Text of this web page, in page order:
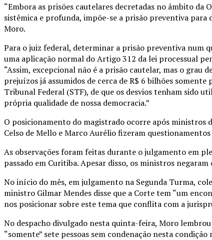
“Embora as prisões cautelares decretadas no âmbito
sistêmica e profunda, impõe-se a prisão preventiva para
Moro.
Para o juiz federal, determinar a prisão preventiva num
uma aplicação normal do Artigo 312 da lei processual
“Assim, excepcional não é a prisão cautelar, mas o grau
prejuízos já assumidos de cerca de R$ 6 bilhões
Tribunal Federal (STF), de que os desvios tenham sido
própria qualidade de nossa democracia.”
O posicionamento do magistrado ocorre após ministros
Celso de Mello e Marco Aurélio fizeram
As observações foram feitas durante o julgamento em
passado em Curitiba. Apesar disso, os ministros
No início do mês, em julgamento na Segunda Turma,
ministro Gilmar Mendes disse que a Corte tem “um
nos posicionar sobre este tema que conflita com a
No despacho divulgado nesta quinta-feira, Moro
“somente” sete pessoas sem condenação nesta